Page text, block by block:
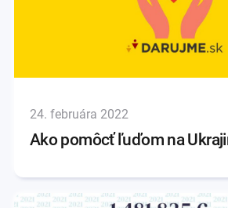
24. februára 2022
Ako pomôcť ľuďom na